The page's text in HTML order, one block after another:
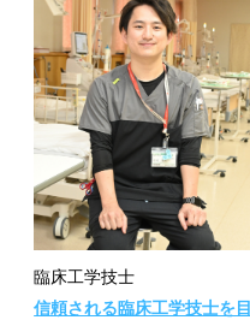
臨床工学技士
信頼される臨床工学技士を目